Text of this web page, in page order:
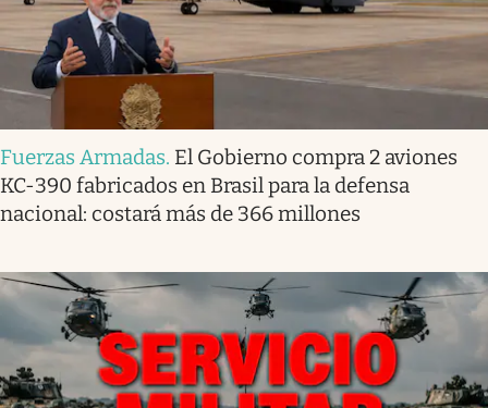
Fuerzas Armadas. El Gobierno compra 2 aviones
KC-390 fabricados en Brasil para la defensa
nacional: costará más de 366 millones